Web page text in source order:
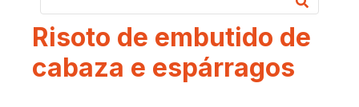
Risoto de embutido de
cabaza e espárragos